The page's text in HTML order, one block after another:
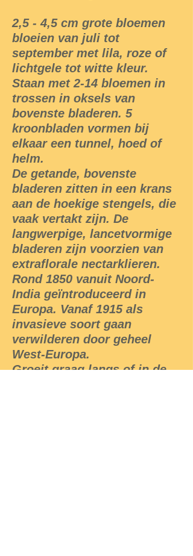
2,5 - 4,5 cm grote bloemen
bloeien van juli tot
september met lila, roze of
lichtgele tot witte kleur.
Staan met 2-14 bloemen in
trossen in oksels van
bovenste bladeren. 5
kroonbladen vormen bij
elkaar een tunnel, hoed of
helm.
De getande, bovenste
bladeren zitten in een krans
aan de hoekige stengels, die
vaak vertakt zijn. De
langwerpige, lancetvormige
bladeren zijn voorzien van
extraflorale nectarklieren.
Rond 1850 vanuit Noord-
India geïntroduceerd in
Europa. Vanaf 1915 als
invasieve soort gaan
verwilderen door geheel
West-Europa.
Groeit graag langs of in de